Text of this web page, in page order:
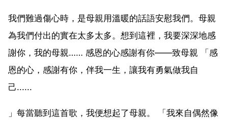
我們難過傷心時，是母親用溫暖的話語安慰我們。母親
為我們付出的實在太多太多。想到這裡，我要深深地感
謝你，我的母親…… 感恩的心感謝有你――致母親 「感
恩的心，感謝有你，伴我一生，讓我有勇氣做我自
己......
」每當聽到這首歌，我便想起了母親。 「我來自偶然像